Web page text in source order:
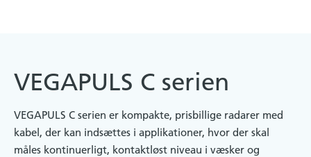
VEGAPULS C serien
VEGAPULS C serien er kompakte, prisbillige radarer med
kabel, der kan indsættes i applikationer, hvor der skal
måles kontinuerligt, kontaktløst niveau i væsker og